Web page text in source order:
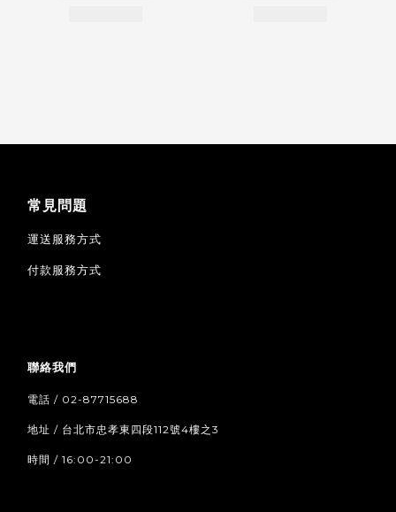
常見問題
運送服務方式
付款服務方式
聯絡我們
電話 / 02-87715688
地址 / 台北市忠孝東四段112號4樓之3
時間 / 16:00-21:00